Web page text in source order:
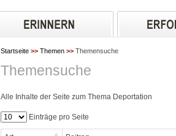
Startseite >> Themen >> Themensuche
Themensuche
Alle Inhalte der Seite zum Thema Deportation
Einträge pro Seite